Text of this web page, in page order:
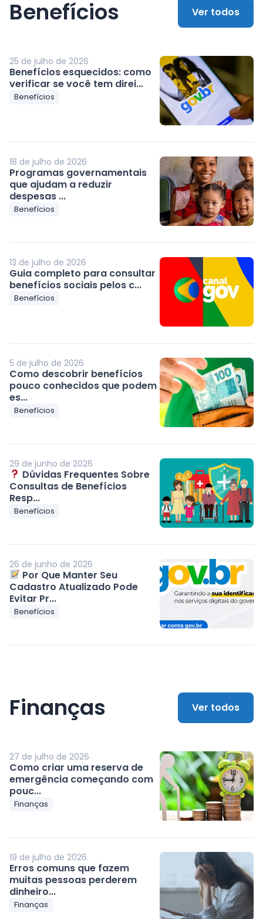
Benefícios Ver todos
25 de julho de 2026
Benefícios esquecidos: como
verificar se você tem direi...
Benefícios
18 de julho de 2026
Programas governamentais
que ajudam a reduzir
despesas ...
Benefícios
13 de julho de 2026
Guia completo para consultar
benefícios sociais pelos c...
Benefícios
5 de julho de 2026
Como descobrir benefícios
pouco conhecidos que podem
es...
Benefícios
29 de junho de 2026
Dúvidas Frequentes Sobre
Consultas de Benefícios
Resp...
Benefícios
26 de junho de 2026
Por Que Manter Seu
Cadastro Atualizado Pode
Evitar Pr...
Benefícios
Finanças Ver todos
27 de julho de 2026
Como criar uma reserva de
emergência começando com
pouc...
Finanças
19 de julho de 2026
Erros comuns que fazem
muitas pessoas perderem
dinheiro...
Finanças